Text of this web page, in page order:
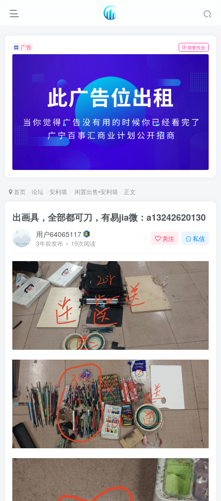
广告 我要投放
首页 论坛 安利墙 闲置出售•安利墙 正文
出画具，全部都可刀，有易jia微：a13242620130
用户64065117
3年前发布 19次阅读
关注 私信